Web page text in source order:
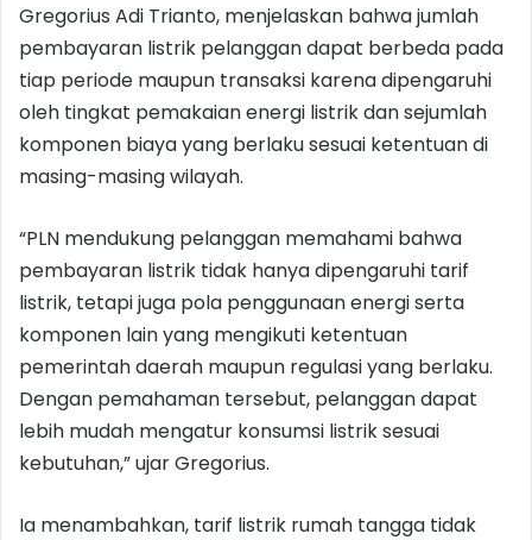
Gregorius Adi Trianto, menjelaskan bahwa jumlah
pembayaran listrik pelanggan dapat berbeda pada
tiap periode maupun transaksi karena dipengaruhi
oleh tingkat pemakaian energi listrik dan sejumlah
komponen biaya yang berlaku sesuai ketentuan di
masing-masing wilayah.
“PLN mendukung pelanggan memahami bahwa
pembayaran listrik tidak hanya dipengaruhi tarif
listrik, tetapi juga pola penggunaan energi serta
komponen lain yang mengikuti ketentuan
pemerintah daerah maupun regulasi yang berlaku.
Dengan pemahaman tersebut, pelanggan dapat
lebih mudah mengatur konsumsi listrik sesuai
kebutuhan,” ujar Gregorius.
Ia menambahkan, tarif listrik rumah tangga tidak